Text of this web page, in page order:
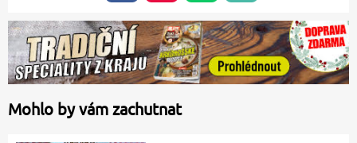
Mohlo by vám zachutnat